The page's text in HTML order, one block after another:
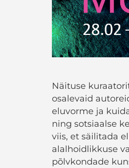
Näituse
osalevaid
eluvorme ja
ning sotsiaalse
viis, et säilitada
alalhoidlikkuse
põlvkondade